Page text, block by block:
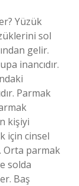
Yüzük
sol
gelir.
inancıdır.
Parmak
kişiyi
için cinsel
Orta parmak
solda
Baş